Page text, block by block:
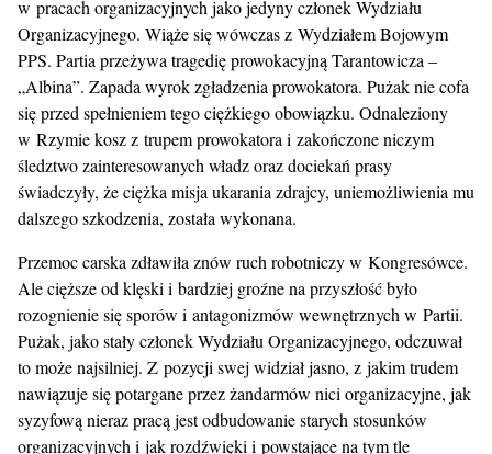
w pracach organizacyjnych jako jedyny członek Wydziału
Organizacyjnego. Wiąże się wówczas z Wydziałem Bojowym
PPS. Partia przeżywa tragedię prowokacyjną Tarantowicza –
„Albina”. Zapada wyrok zgładzenia prowokatora. Pużak nie cofa
się przed spełnieniem tego ciężkiego obowiązku. Odnaleziony
w Rzymie kosz z trupem prowokatora i zakończone niczym
śledztwo zainteresowanych władz oraz dociekań prasy
świadczyły, że ciężka misja ukarania zdrajcy, uniemożliwienia mu
dalszego szkodzenia, została wykonana.
Przemoc carska zdławiła znów ruch robotniczy w Kongresówce.
Ale cięższe od klęski i bardziej groźne na przyszłość było
rozognienie się sporów i antagonizmów wewnętrznych w Partii.
Pużak, jako stały członek Wydziału Organizacyjnego, odczuwał
to może najsilniej. Z pozycji swej widział jasno, z jakim trudem
nawiązuje się potargane przez żandarmów nici organizacyjne, jak
syzyfową nieraz pracą jest odbudowanie starych stosunków
organizacyjnych i jak rozdźwięki i powstające na tym tle